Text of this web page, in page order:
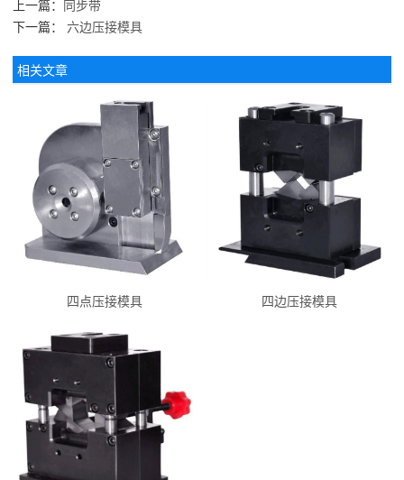
上一篇：
同步带
下一篇： 六边压接模具
相关文章
四点压接模具 四边压接模具